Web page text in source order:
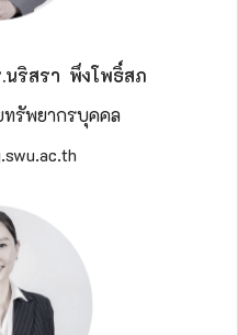
นริสรา พึ่งโพธิ์สภ
ทรัพยากรบุคคล